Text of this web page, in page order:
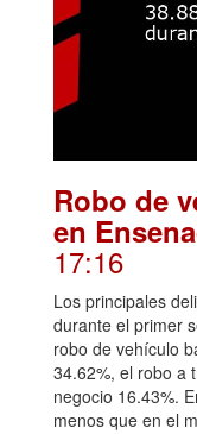
Robo de
en
17:16
Los principales
durante el primer
robo de vehículo
34.62%, el robo a
negocio 16.43%.
menos que en el